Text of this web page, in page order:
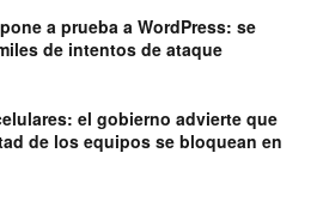
a prueba a WordPress: se
de intentos de ataque
el gobierno advierte que
de los equipos se bloquean en